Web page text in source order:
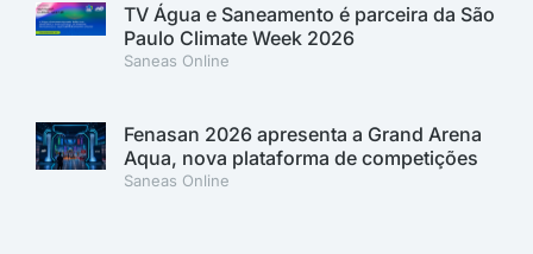
TV Água e Saneamento é parceira da São
Paulo Climate Week 2026
Saneas Online
Fenasan 2026 apresenta a Grand Arena
Aqua, nova plataforma de competições
Saneas Online